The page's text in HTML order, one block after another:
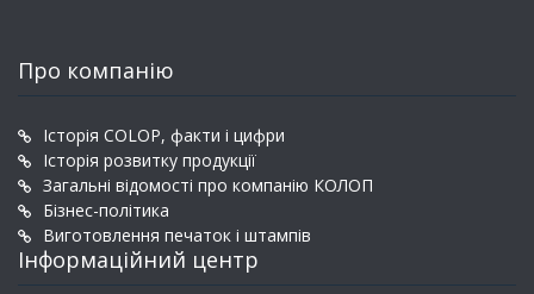
Про компанію
Історія COLOP, факти і цифри
Історія розвитку продукції
Загальні відомості про компанію КОЛОП
Бізнес-політика
Виготовлення печаток і штампів
Інформаційний центр